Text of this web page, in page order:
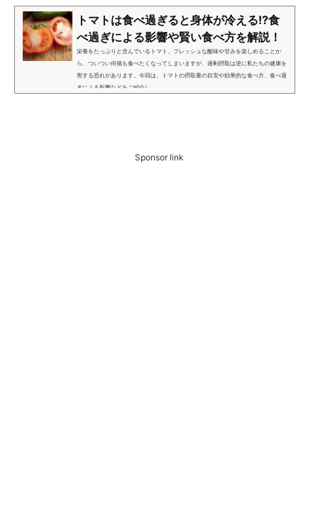
は、玉ねぎを食べ過ぎると...
トマトは食べ過ぎると身体が冷える!?食
べ過ぎによる影響や賢い食べ方を解説！
栄養をたっぷりと含んでいるトマト。フレッシュな酸味や甘みを楽しめることか
ら、ついつい何個も食べたくなってしまいますが、過剰摂取は逆に私たちの健康を
害する恐れがあります。今回は、トマトの摂取量の目安や効果的な食べ方、食べ過
ぎによる影響などをご紹介し...
Sponsor link